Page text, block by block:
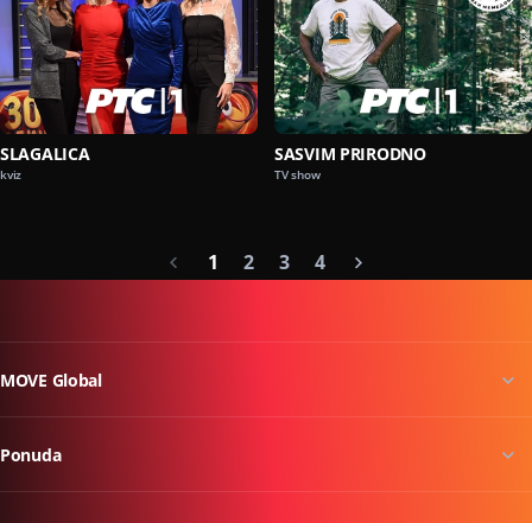
SLAGALICA
kviz
SASVIM PRIRODNO
TV show
1 2 3 4
MOVE Global
Ponuda